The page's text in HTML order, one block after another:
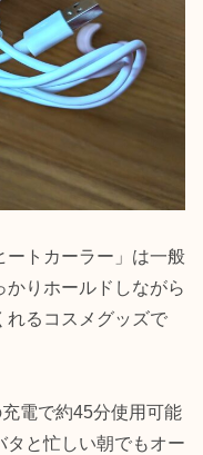
ートカーラー」は一般
りホールドしながら
れるコスメグッズで
電で約45分使用可能
タと忙しい朝でもオー